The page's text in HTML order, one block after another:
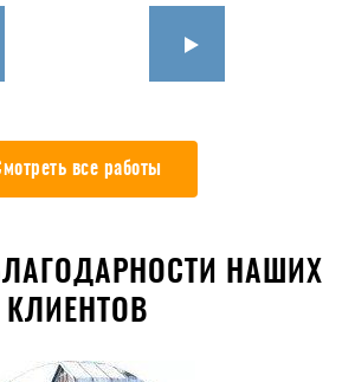
все работы
НАШИХ
КЛИЕНТОВ